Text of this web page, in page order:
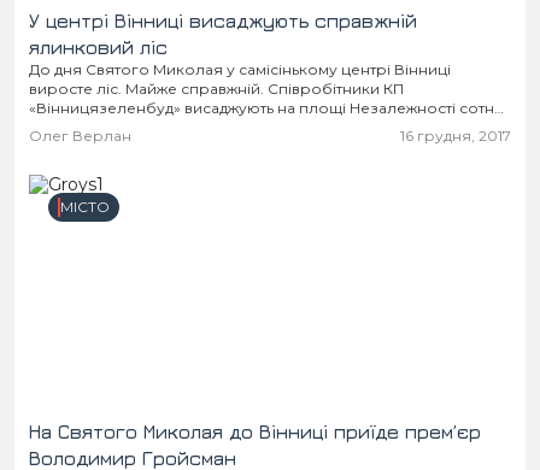
У центрі Вінниці висаджують справжній
ялинковий ліс
До дня Святого Миколая у самісінькому центрі Вінниці
виросте ліс. Майже справжній. Співробітники КП
«Вінницязеленбуд» висаджують на площі Незалежності сотню
зелених ялинок.
Олег Верлан 16 грудня, 2017
МІСТО
На Святого Миколая до Вінниці приїде прем’єр
Володимир Гройсман